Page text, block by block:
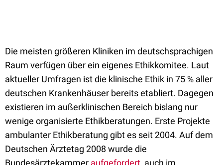
Die meisten größeren Kliniken im deutschsprachigen
Raum verfügen über ein eigenes Ethikkomitee. Laut
aktueller Umfragen ist die klinische Ethik in 75 % aller
deutschen Krankenhäuser bereits etabliert. Dagegen
existieren im außerklinischen Bereich bislang nur
wenige organisierte Ethikberatungen. Erste Projekte
ambulanter Ethikberatung gibt es seit 2004. Auf dem
Deutschen Ärztetag 2008 wurde die
Bundesärztekammer aufgefordert, auch im